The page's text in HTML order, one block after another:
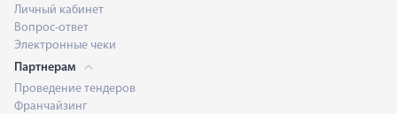
Личный кабинет
Вопрос-ответ
Электронные чеки
Партнерам
Проведение тендеров
Франчайзинг